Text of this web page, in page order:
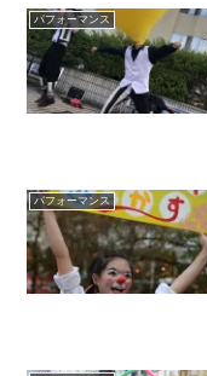
パフォーマンス
パフォーマンス